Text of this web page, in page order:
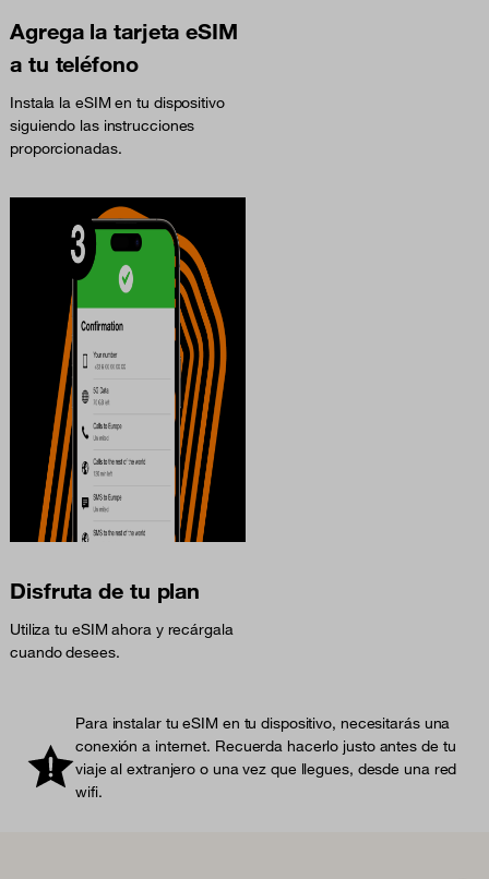
Agrega la tarjeta eSIM
a tu teléfono
Instala la eSIM en tu dispositivo
siguiendo las instrucciones
proporcionadas.
Disfruta de tu plan
Utiliza tu eSIM ahora y recárgala
cuando desees.
Para instalar tu eSIM en tu dispositivo, necesitarás una
conexión a internet. Recuerda hacerlo justo antes de tu
viaje al extranjero o una vez que llegues, desde una red
wifi.